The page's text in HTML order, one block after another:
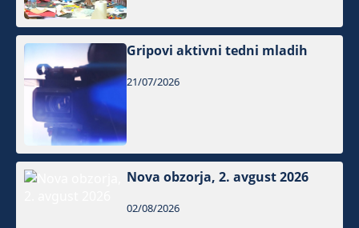
Gripovi aktivni tedni mladih
21/07/2026
Nova obzorja, 2. avgust 2026
02/08/2026